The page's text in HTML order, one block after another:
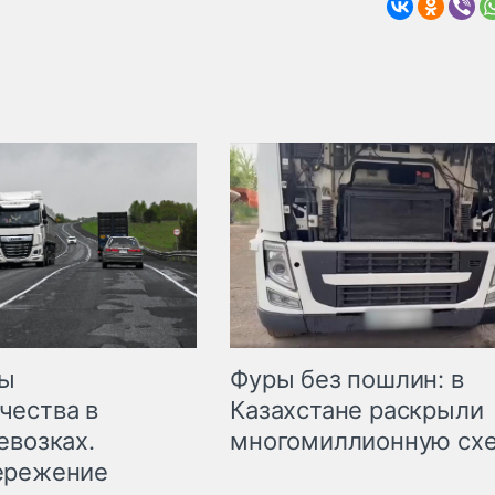
в
Фуры без пошлин: в
Казахстане раскрыли
многомиллионную